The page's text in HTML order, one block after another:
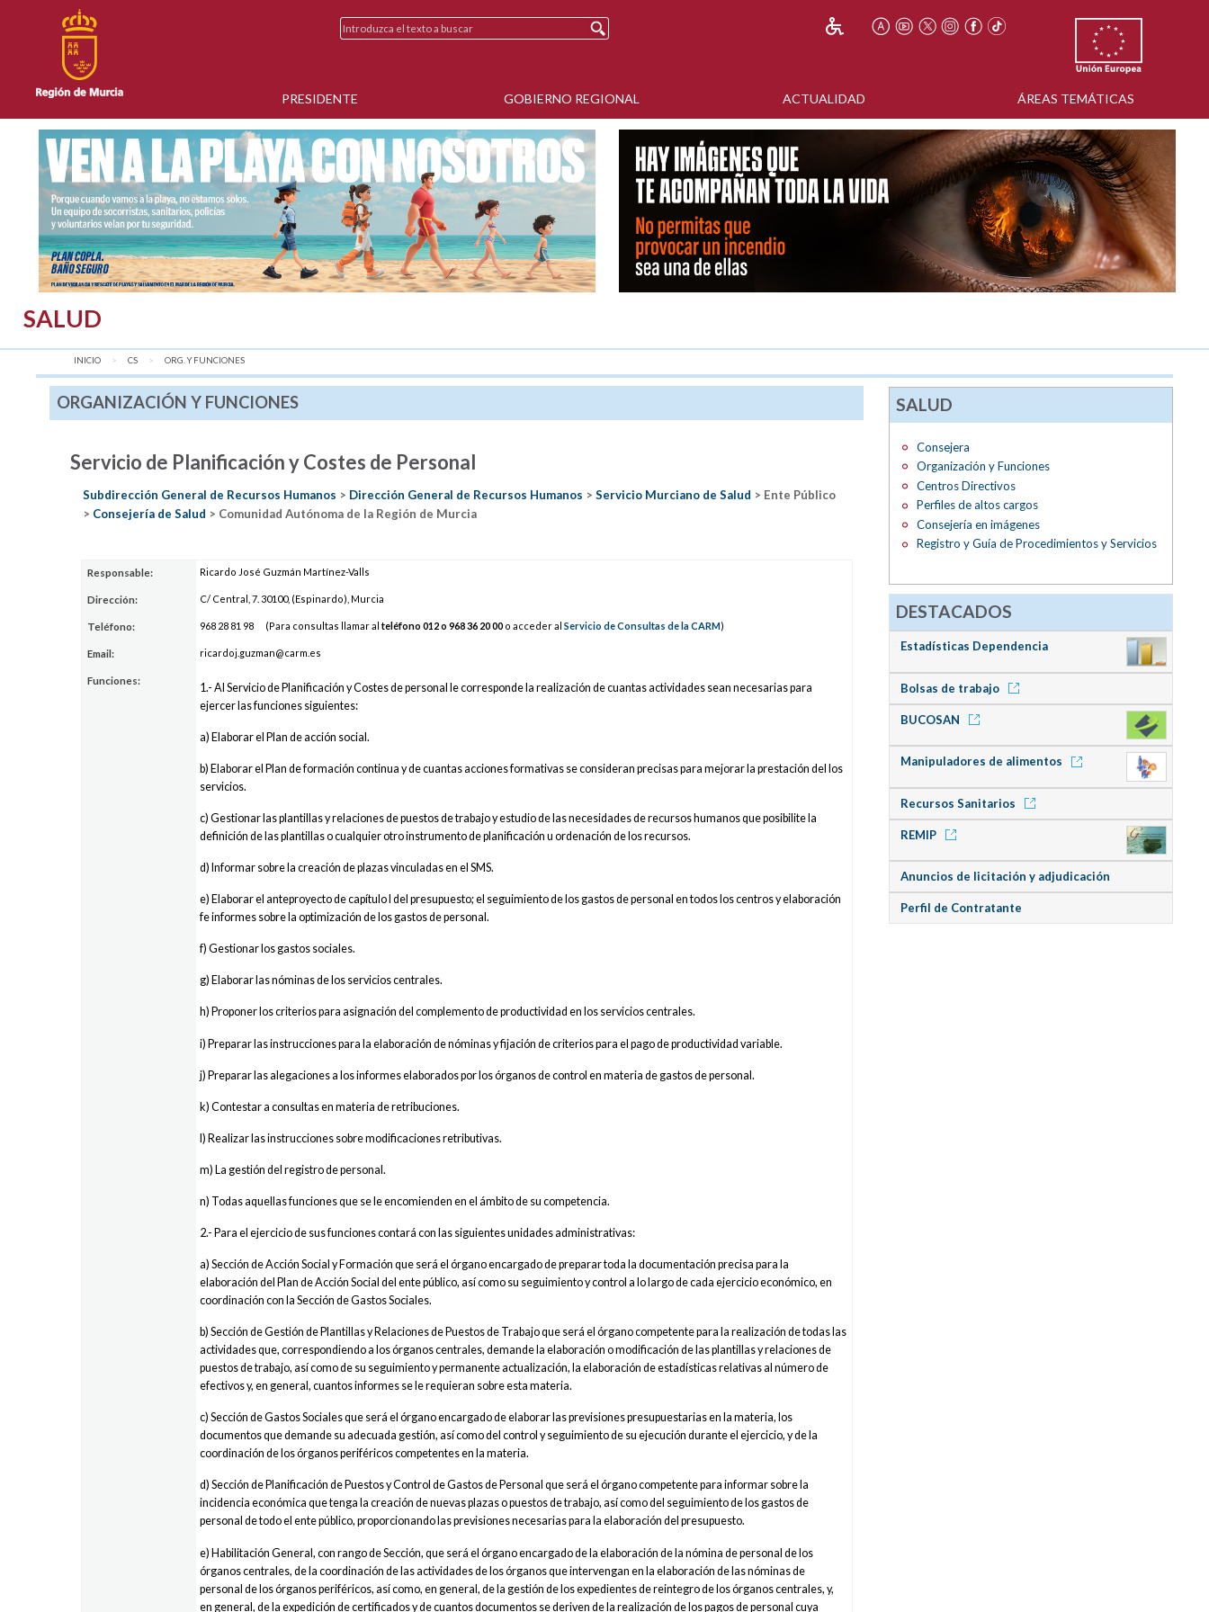
PRESIDENTE GOBIERNO REGIONAL ACTUALIDAD ÁREAS TEMÁTICAS
SALUD
INICIO CS AQUÍ:
ORG. Y FUNCIONES
ORGANIZACIÓN Y FUNCIONES
Servicio de Planificación y Costes de Personal
Subdirección General de Recursos Humanos > Dirección General de Recursos Humanos > Servicio Murciano de Salud > Ente Público
> Consejería de Salud > Comunidad Autónoma de la Región de Murcia
Responsable: Ricardo José Guzmán Martínez-Valls
Dirección: C/ Central, 7. 30100, (Espinardo), Murcia
Teléfono: 968 28 81 98 (Para consultas llamar alteléfono 012 o 96836 2000 o acceder alServicio de Consultas de la CARM)
Email: ricardoj.guzman@carm.es
Funciones:
1.- Al Servicio de Planificación y Costes de personal le corresponde la realización de cuantas actividades sean necesarias para
ejercer las funciones siguientes:
a) Elaborar el Plan de acción social.
b) Elaborar el Plan de formación continua y de cuantas acciones formativas se consideran precisas para mejorar la prestación del los
servicios.
c) Gestionar las plantillas y relaciones de puestos de trabajo y estudio de las necesidades de recursos humanos que posibilite la
definición de las plantillas o cualquier otro instrumento de planificación u ordenación de los recursos.
d) Informar sobre la creación de plazas vinculadas en el SMS.
e) Elaborar el anteproyecto de capítulo I del presupuesto; el seguimiento de los gastos de personal en todos los centros y elaboración
fe informes sobre la optimización de los gastos de personal.
f) Gestionar los gastos sociales.
g) Elaborar las nóminas de los servicios centrales.
h) Proponer los criterios para asignación del complemento de productividad en los servicios centrales.
i) Preparar las instrucciones para la elaboración de nóminas y fijación de criterios para el pago de productividad variable.
j) Preparar las alegaciones a los informes elaborados por los órganos de control en materia de gastos de personal.
k) Contestar a consultas en materia de retribuciones.
l) Realizar las instrucciones sobre modificaciones retributivas.
m) La gestión del registro de personal.
n) Todas aquellas funciones que se le encomienden en el ámbito de su competencia.
2.- Para el ejercicio de sus funciones contará con las siguientes unidades administrativas:
a) Sección de Acción Social y Formación que será el órgano encargado de preparar toda la documentación precisa para la
elaboración del Plan de Acción Social del ente público, así como su seguimiento y control a lo largo de cada ejercicio económico, en
coordinación con la Sección de Gastos Sociales.
b) Sección de Gestión de Plantillas y Relaciones de Puestos de Trabajo que será el órgano competente para la realización de todas las
actividades que, correspondiendo a los órganos centrales, demande la elaboración o modificación de las plantillas y relaciones de
puestos de trabajo, así como de su seguimiento y permanente actualización, la elaboración de estadísticas relativas al número de
efectivos y, en general, cuantos informes se le requieran sobre esta materia.
c) Sección de Gastos Sociales que será el órgano encargado de elaborar las previsiones presupuestarias en la materia, los
documentos que demande su adecuada gestión, así como del control y seguimiento de su ejecución durante el ejercicio, y de la
coordinación de los órganos periféricos competentes en la materia.
d) Sección de Planificación de Puestos y Control de Gastos de Personal que será el órgano competente para informar sobre la
incidencia económica que tenga la creación de nuevas plazas o puestos de trabajo, así como del seguimiento de los gastos de
personal de todo el ente público, proporcionando las previsiones necesarias para la elaboración del presupuesto.
e) Habilitación General, con rango de Sección, que será el órgano encargado de la elaboración de la nómina de personal de los
órganos centrales, de la coordinación de las actividades de los órganos que intervengan en la elaboración de las nóminas de
personal de los órganos periféricos, así como, en general, de la gestión de los expedientes de reintegro de los órganos centrales, y,
en general, de la expedición de certificados y de cuantos documentos se deriven de la realización de los pagos de personal cuya
SALUD
Consejera
Organización y Funciones
Centros Directivos
Perfiles de altos cargos
Consejería en imágenes
Registro y Guía de Procedimientos y Servicios
DESTACADOS
Estadísticas Dependencia
Bolsas de trabajo
BUCOSAN
Manipuladores de alimentos
Recursos Sanitarios
REMIP
Anuncios de licitación y adjudicación
Perfil de Contratante